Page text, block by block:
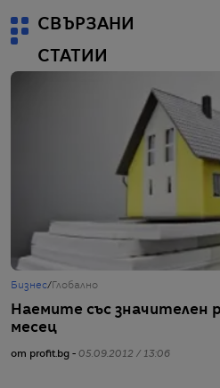
СВЪРЗАНИ
СТАТИИ
Бизнес/ Глобално
Наемите със значителен
месец
от profit.bg - 05.09.2012 / 13:06